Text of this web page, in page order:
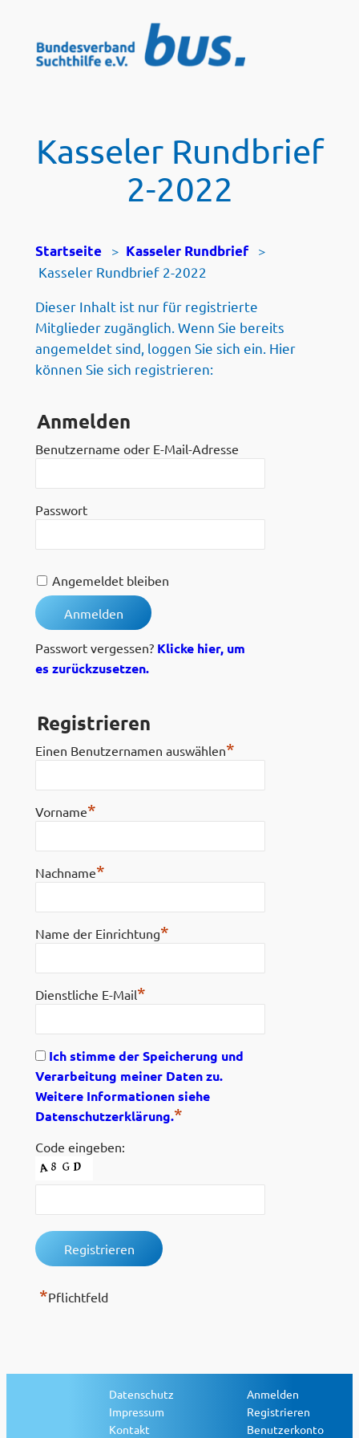
springen
Kasseler Rundbrief
2-2022
Startseite> Kasseler Rundbrief>
Kasseler Rundbrief 2-2022
Dieser Inhalt ist nur für registrierte
Mitglieder zugänglich. Wenn Sie bereits
angemeldet sind, loggen Sie sich ein. Hier
können Sie sich registrieren:
Anmelden
Benutzername oder E-Mail-Adresse
Passwort
Angemeldet bleiben
Passwort vergessen? Klicke hier, um
es zurückzusetzen.
Registrieren
Einen Benutzernamen auswählen*
Vorname*
Nachname*
Name der Einrichtung*
Dienstliche E-Mail*
Ich stimme der Speicherung und
Verarbeitung meiner Daten zu.
Weitere Informationen siehe
Datenschutzerklärung.*
Code eingeben:
*Pflichtfeld
Datenschutz
Impressum
Kontakt
Anmelden
Registrieren
Benutzerkonto